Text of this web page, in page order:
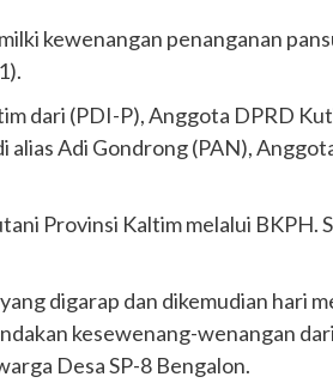
kewenangan penanganan
dari (PDI-P), Anggota DPRD
Adi Gondrong (PAN),
Provinsi Kaltim melalui BKPH.
digarap dan dikemudian hari
kesewenang-wenangan
Desa SP-8 Bengalon.